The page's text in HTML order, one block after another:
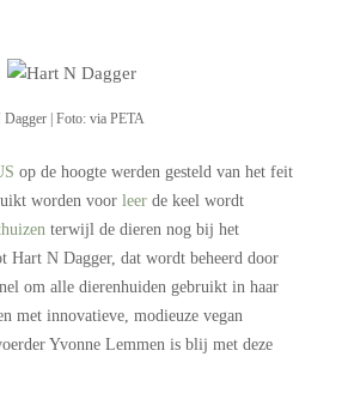
Dagger | Foto: via PETA
op de hoogte werden gesteld van het feit
worden voor leer de keel wordt
terwijl de dieren nog bij het
Hart N Dagger, dat wordt beheerd door
om alle dierenhuiden gebruikt in haar
met innovatieve, modieuze vegan
Yvonne Lemmen is blij met deze